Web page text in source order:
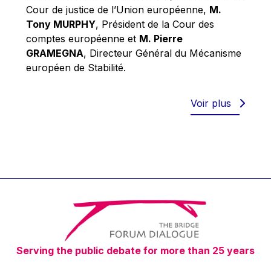
Vassilios Skouris
Vítor Manuel da Silva Caldeira
Viviane Reding
Walter Hagg
Yves Mersch
Cour de justice de l’Union européenne, M.
Tony MURPHY, Président de la Cour des
comptes européenne et M. Pierre
GRAMEGNA, Directeur Général du Mécanisme
européen de Stabilité.
Voir plus
Serving the public debate for more than 25 years